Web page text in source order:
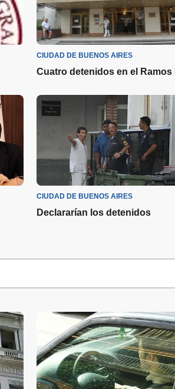
CIUDAD DE BUENOS AIRES
Cuatro detenidos en el Ramos
CIUDAD DE BUENOS AIRES
Declararían los detenidos